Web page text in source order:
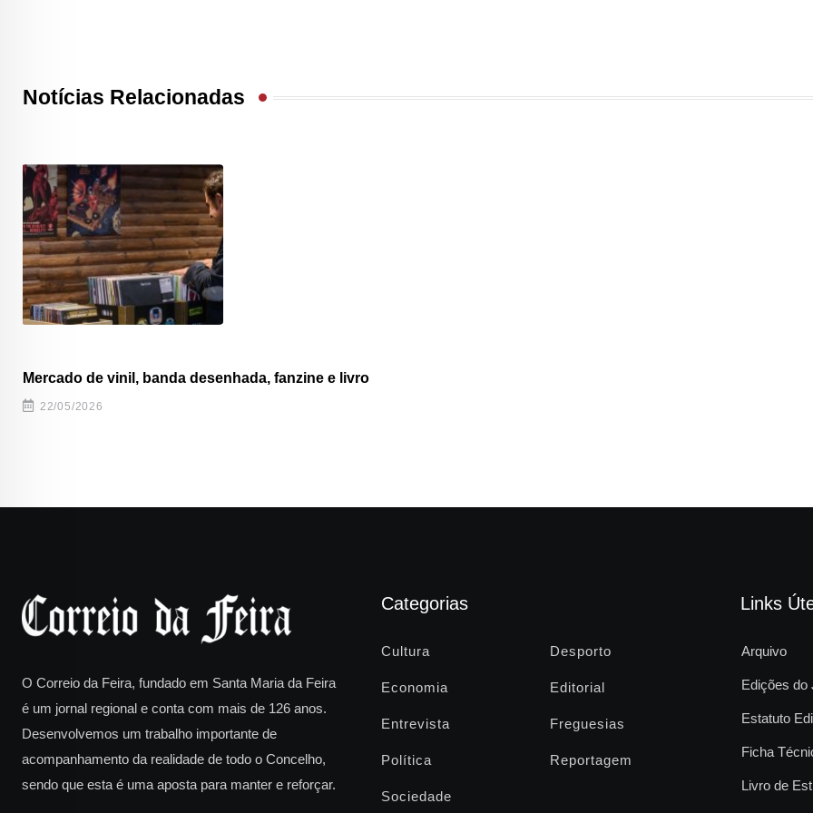
Notícias Relacionadas
Mercado de vinil, banda desenhada, fanzine e livro
22/05/2026
O Correio da Feira, fundado em Santa Maria da Feira
é um jornal regional e conta com mais de 126 anos.
Desenvolvemos um trabalho importante de
acompanhamento da realidade de todo o Concelho,
sendo que esta é uma aposta para manter e reforçar.
Categorias
Cultura Desporto
Economia Editorial
Entrevista Freguesias
Política Reportagem
Sociedade
Links
Arquivo
Edições do
Estatuto
Ficha
Livro de